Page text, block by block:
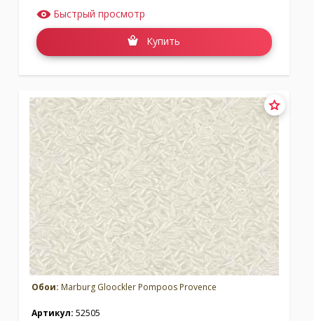
Быстрый просмотр
Купить
Обои: Marburg Gloockler Pompoos Provence
Артикул: 52505